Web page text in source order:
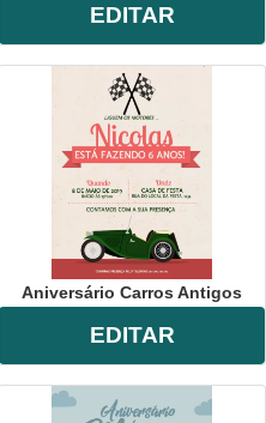
EDITAR
Aniversário Carros Antigos
EDITAR